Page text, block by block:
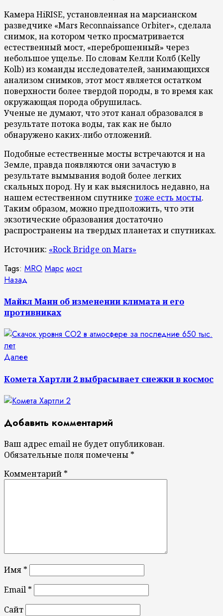
Камера HiRISE, установленная на марсианском
разведчике «Mars Reconnaissance Orbiter», сделала
снимок, на котором четко просматривается
естественный мост, «переброшенный» через
небольшое ущелье. По словам Келли Колб (Kelly
Kolb) из команды исследователей, занимающихся
анализом снимков, этот мост является остатком
поверхности более твердой породы, в то время как
окружающая порода обрушилась.
Ученые не думают, что этот канал образовался в
результате потока воды, так как не было
обнаружено каких-либо отложений.
Подобные естественные мосты встречаются и на
Земле, правда появляются они зачастую в
результате вымывания водой более легких
скальных пород. Ну и как выяснилось недавно, на
нашем естественном спутнике тоже есть мосты.
Таким образом, можно предположить, что эти
экзотические образования достаточно
распространены на твердых планетах и спутниках.
Источник: «Rock Bridge on Mars»
Tags: MRO Марс мост
Продолжить
чтение
Назад
Майкл Манн об изменении климата и его
противниках
ДалееСледующая
Комета Хартли 2 выбрасывает снежки в космос
Добавить комментарий
Ваш адрес email не будет опубликован.
Обязательные поля помечены *
Комментарий *
Имя *
Email *
Сайт